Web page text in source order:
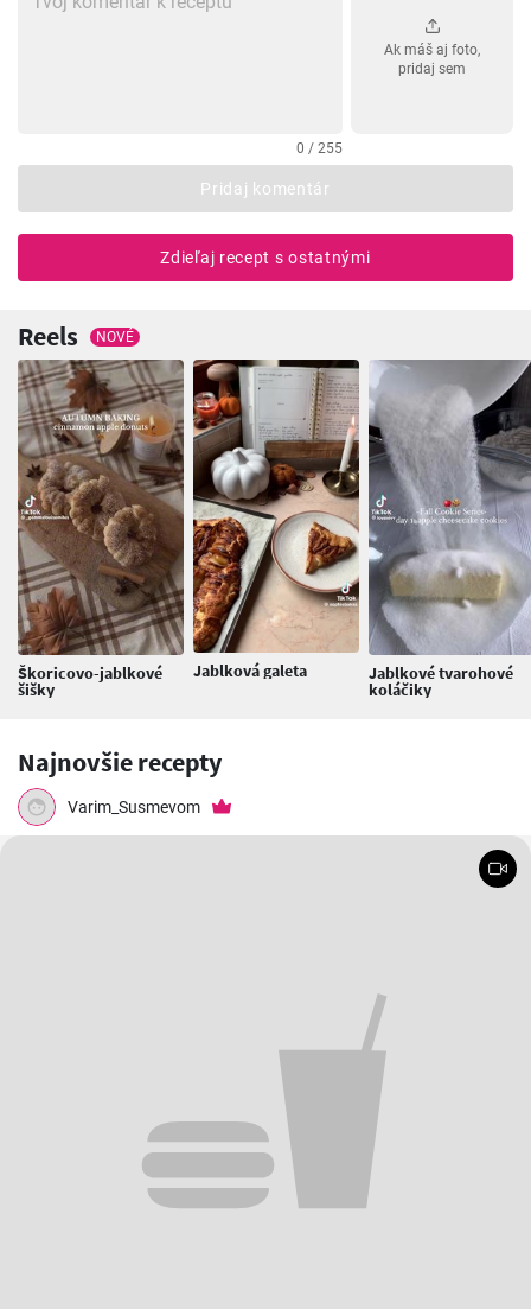
0 / 255
Ak máš aj foto,
pridaj sem
Pridaj komentár
Zdieľaj recept s ostatnými
Reels NOVÉ
Škoricovo-jablkové
šišky
Jablková galeta Jablkové tvarohové
koláčiky
Najnovšie recepty
Varim_Susmevom